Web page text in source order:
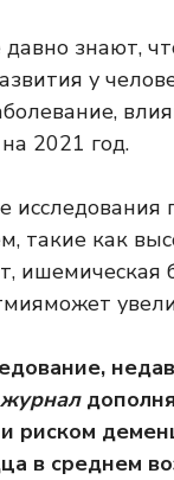
знают,
у
2021 год.
такие как
ишемическая
может
риском
в среднем